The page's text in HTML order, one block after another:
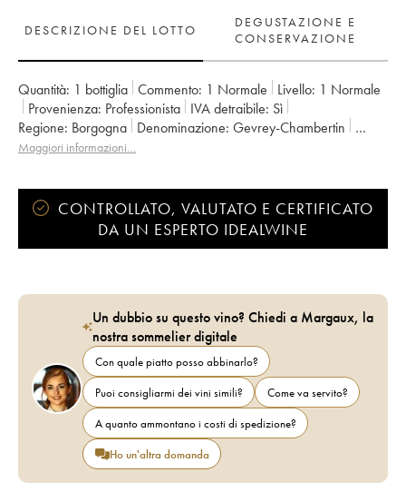
DESCRIZIONE DEL LOTTO
DEGUSTAZIONE E
CONSERVAZIONE
Quantità: 1 bottiglia Commento: 1 Normale Livello: 1 Normale
Provenienza:
professionista IVA detraibile:
sì
Regione:
Borgogna Denominazione:
Gevrey-Chambertin
Proprietario:
Guyon (Domaine)
Maggiori informazioni…
CONTROLLATO, VALUTATO E CERTIFICATO
DA UN ESPERTO IDEALWINE
Un dubbio su questo vino? Chiedi a Margaux, la
nostra sommelier digitale
Con quale piatto posso abbinarlo?
Puoi consigliarmi dei vini simili?
Come va servito?
A quanto ammontano i costi di spedizione?
Ho un'altra domanda